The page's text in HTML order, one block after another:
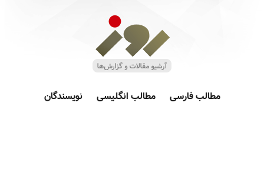
مطالب فارسی مطالب انگلیسی نویسندگان